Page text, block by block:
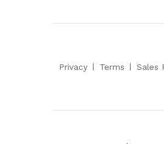
Privacy Terms Sales